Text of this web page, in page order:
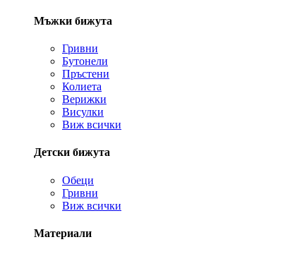
Мъжки бижута
Гривни
Бутонели
Пръстени
Колиета
Верижки
Висулки
Виж всички
Детски бижута
Обеци
Гривни
Виж всички
Материали